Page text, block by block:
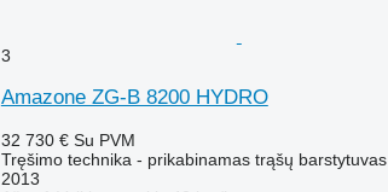
3
Amazone ZG-B 8200 HYDRO
32 730 € Su PVM
Tręšimo technika - prikabinamas trąšų barstytuvas
2013